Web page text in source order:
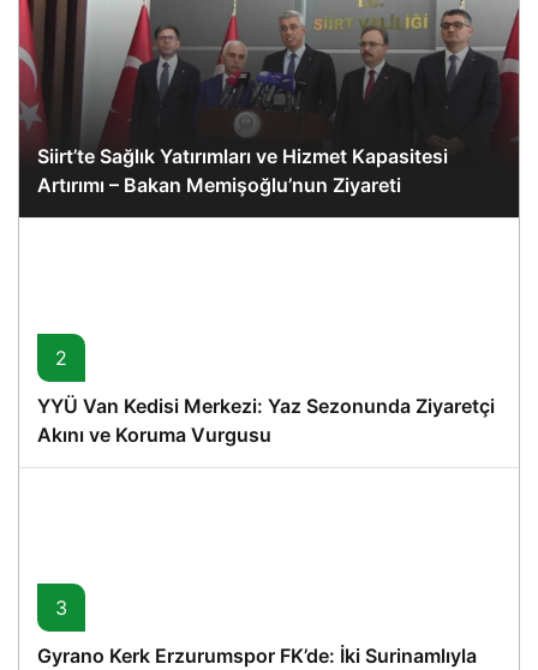
Siirt’te Sağlık Yatırımları ve Hizmet Kapasitesi
Artırımı – Bakan Memişoğlu’nun Ziyareti
2
YYÜ Van Kedisi Merkezi: Yaz Sezonunda Ziyaretçi
Akını ve Koruma Vurgusu
3
Gyrano Kerk Erzurumspor FK’de: İki Surinamlıyla